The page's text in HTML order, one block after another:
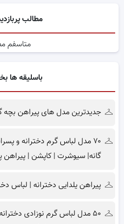
مطالب
متاسفم
باسلیقه ها
جدیدترین مدل های پیراهن بچه
۷۰ مدل لباس گرم دخترانه و
گانه| سیوشرت | کاپشن | پیراهن
پیراهن یلدایی دخترانه | لباس
۵۰ مدل لباس گرم نوزادی